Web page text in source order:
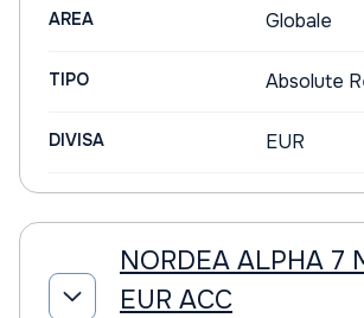
AREA Globale
TIPO Absolute
DIVISA EUR
NORDEA ALPHA 7
EUR ACC